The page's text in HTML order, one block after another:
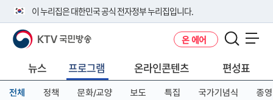
이 누리집은 대한민국 공식 전자정부 누리집입니다.
공식 누리집 주소 확인하기
니다.
이밖에 or.kr 또는 .kr등 다른 도메인 주소를 사용하고 있다면 아래 URL에
서 도메인 주소를 확인해 보세요
KTV 국민방송 온 에어
뉴스 프로그램 온라인콘텐츠 편성표
전체 정책 문화/교양 보도 특집 국가기념식 종영